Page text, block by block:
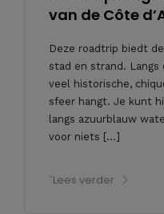
van de Côte
Deze roadtrip biedt
stad en strand. Langs
veel historische,
sfeer hangt. Je kunt
langs azuurblauw
voor niets […]
`Lees verder